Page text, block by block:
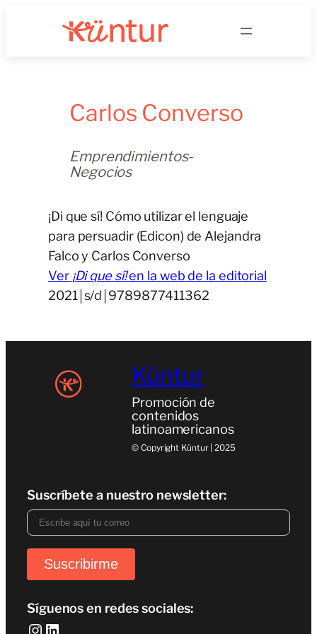
Carlos Converso
Emprendimientos-
Negocios
¡Di que sí! Cómo utilizar el lenguaje
para persuadir (Edicon) de Alejandra
Falco y Carlos Converso
Ver ¡Di que sí!en la web de la editorial
2021￨s/d￨9789877411362
Küntur
Promoción de
contenidos
latinoamericanos
© Copyright Küntur | 2025
Suscríbete a nuestro newsletter:
Síguenos en redes sociales:
Instagram LinkedIn